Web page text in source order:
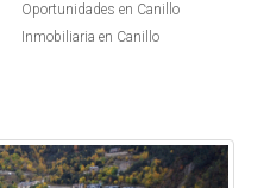
Oportunidades en Canillo
Inmobiliaria en Canillo